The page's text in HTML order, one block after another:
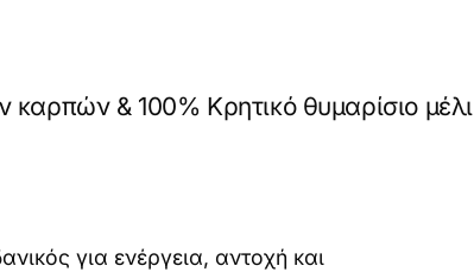
& 100% Κρητικό θυμαρίσιο μέλι
για ενέργεια, αντοχή και